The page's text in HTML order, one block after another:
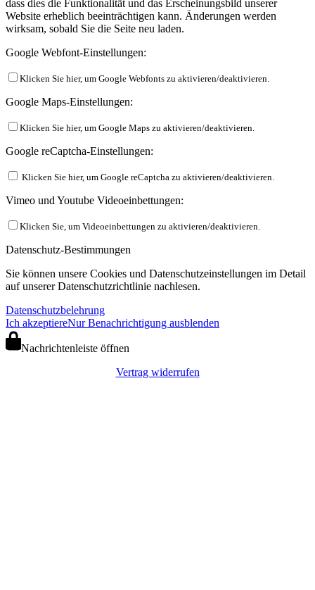
dass dies die Funktionalität und das Erscheinungsbild unserer
Website erheblich beeinträchtigen kann. Änderungen werden
wirksam, sobald Sie die Seite neu laden.
Google Webfont-Einstellungen:
Klicken Sie hier, um Google Webfonts zu aktivieren/deaktivieren.
Google Maps-Einstellungen:
Klicken Sie hier, um Google Maps zu aktivieren/deaktivieren.
Google reCaptcha-Einstellungen:
Klicken Sie hier, um Google reCaptcha zu aktivieren/deaktivieren.
Vimeo und Youtube Videoeinbettungen:
Klicken Sie, um Videoeinbettungen zu aktivieren/deaktivieren.
Datenschutz-Bestimmungen
Sie können unsere Cookies und Datenschutzeinstellungen im Detail
auf unserer Datenschutzrichtlinie nachlesen.
Datenschutzbelehrung
Ich akzeptiereNur Benachrichtigung ausblenden
Nachrichtenleiste öffnen
Vertrag widerrufen